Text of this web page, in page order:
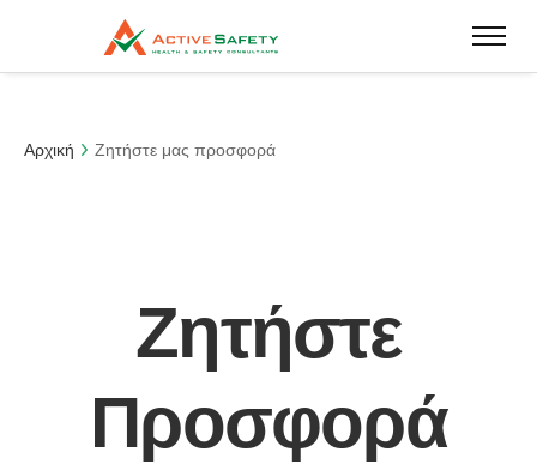
Αρχική Ζητήστε μας προσφορά
Ζητήστε
Προσφορά